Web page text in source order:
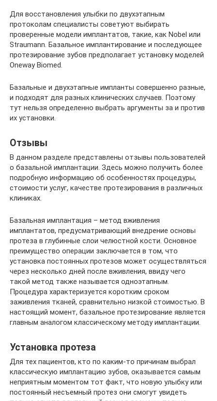
Для восстановления улыбки по двухэтапным
протоколам специалисты советуют выбирать
проверенные модели имплантатов, такие, как Nobel или
Straumann. Базальное имплантирование и последующее
протезирование зубов предполагает установку моделей
Oneway Biomed.
Базальные и двухэтапные импланты совершенно разные,
и подходят для разных клинических случаев. Поэтому
тут нельзя определенно выбрать аргументы за и против
их установки.
Отзывы
В данном разделе представлены отзывы пользователей
о базальной имплантации. Здесь можно получить более
подробную информацию об особенностях процедуры,
стоимости услуг, качестве протезирования в различных
клиниках.
Базальная имплантация – метод вживления
имплантатов, предусматривающий внедрение основы
протеза в глубинные слои челюстной кости. Основное
преимущество операции заключается в том, что
установка постоянных протезов может осуществляться
через несколько дней после вживления, ввиду чего
такой метод также называется одноэтапным.
Процедура характеризуется коротким сроком
заживления тканей, сравнительно низкой стоимостью. В
настоящий момент, базальное протезирование является
главным аналогом классическому методу имплантации.
Установка протеза
Для тех пациентов, кто по каким-то причинам выбрал
классическую имплантацию зубов, оказывается самым
неприятным моментом тот факт, что новую улыбку или
постоянный несъемный протез они смогут увидеть